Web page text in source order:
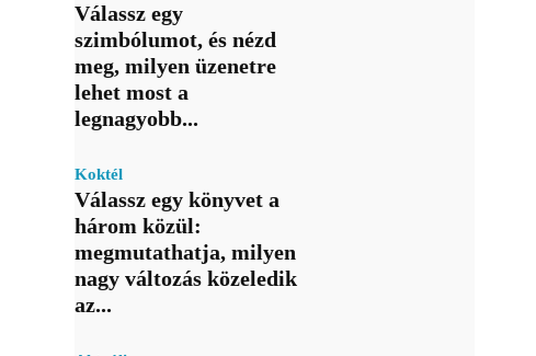
Válassz egy
szimbólumot, és nézd
meg, milyen üzenetre
lehet most a
legnagyobb...
Koktél
Válassz egy könyvet a
három közül:
megmutathatja, milyen
nagy változás közeledik
az...